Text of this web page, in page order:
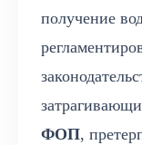
получение
ФОП,